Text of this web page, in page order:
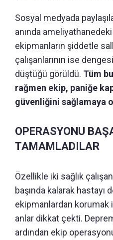
Sosyal medyada
anında
ekipmanların şiddetle
çalışanlarının ise
düştüğü görüldü. Tüm
rağmen ekip, paniğe
güvenliğini sağlamaya
OPERASYONU
TAMAMLADILAR
Özellikle iki sağlık
başında kalarak hastayı
ekipmanlardan korumak
anlar dikkat çekti.
ardından ekip